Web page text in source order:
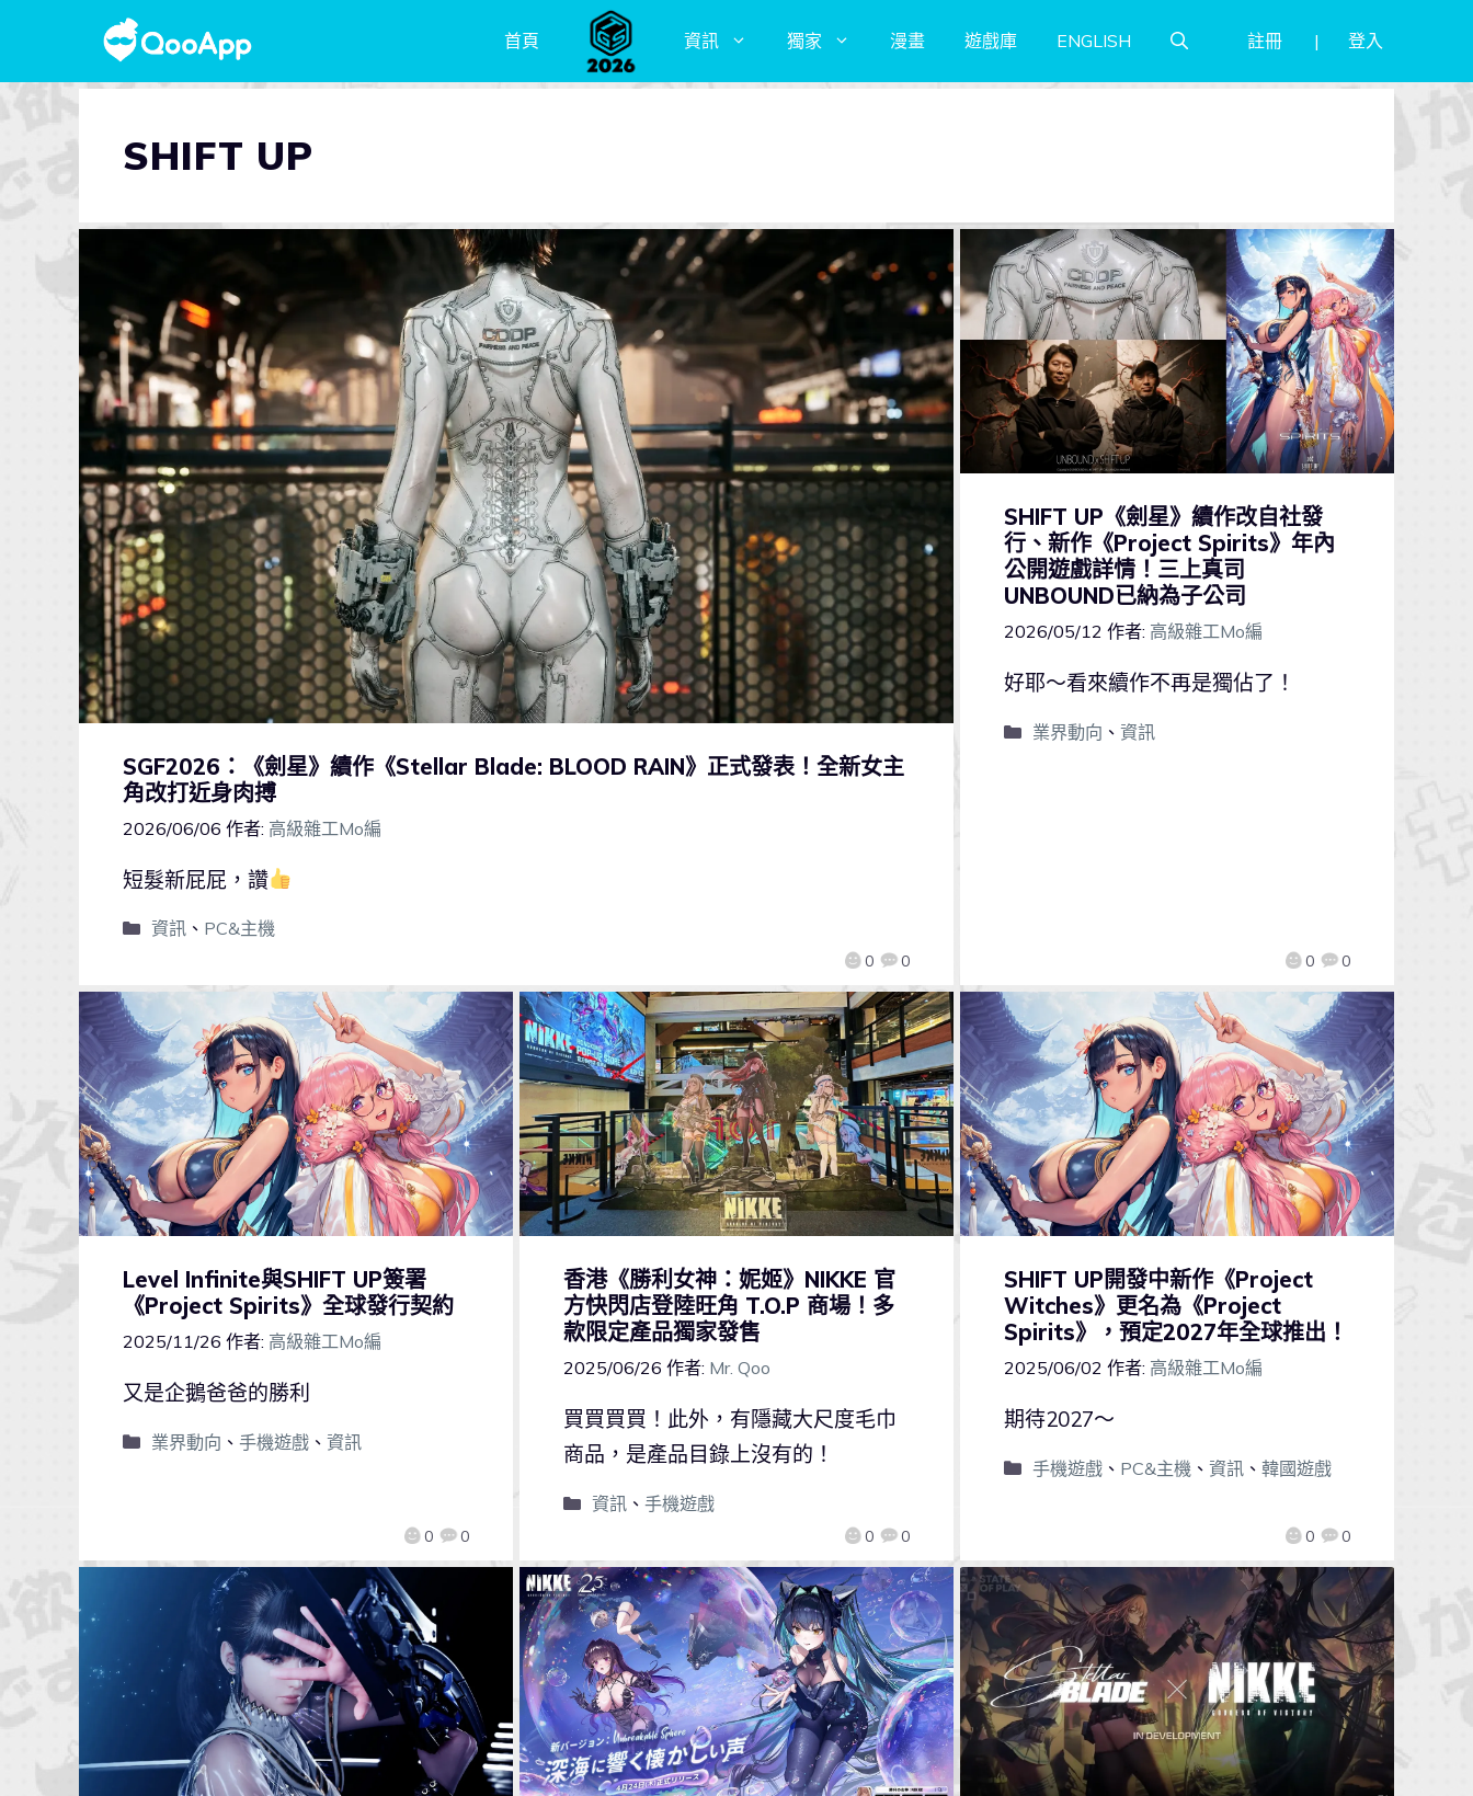
首頁 資訊 獨家 漫畫 遊戲庫 ENGLISH 註冊 登入
SHIFT UP
SGF2026：《劍星》續作《Stellar Blade: BLOOD RAIN》正式發表！全新女主
角改打近身肉搏
2026/06/06 作者: 高級雜工Mo編
0 0
短髮新屁屁，讚
資訊、 PC&主機
SHIFT UP《劍星》續作改自社發
行、新作《Project Spirits》年內
公開遊戲詳情！三上真司
UNBOUND已納為子公司
2026/05/12 作者: 高級雜工Mo編
0 0
好耶～看來續作不再是獨佔了！
業界動向 、 資訊
Level Infinite與SHIFT UP簽署
《Project Spirits》全球發行契約
2025/11/26 作者: 高級雜工Mo編
0 0
又是企鵝爸爸的勝利
業界動向 、 手機遊戲、 資訊
香港《勝利女神：妮姬》NIKKE 官
方快閃店登陸旺角 T.O.P 商場！多
款限定產品獨家發售
2025/06/26 作者: Mr. Qoo
0 0
買買買買！此外，有隱藏大尺度毛巾
商品，是產品目錄上沒有的！
資訊、 手機遊戲
SHIFT UP開發中新作《Project
Witches》更名為《Project
Spirits》，預定2027年全球推出！
2025/06/02 作者: 高級雜工Mo編
0 0
期待2027～
手機遊戲、 PC&主機 、 資訊、 韓國遊戲